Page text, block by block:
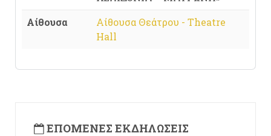
Αίθουσα
Αίθουσα Θεάτρου - Theatre
Hall
ΕΠΌΜΕΝΕΣ ΕΚΔΗΛΏΣΕΙΣ